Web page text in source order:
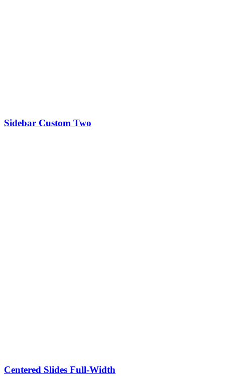
Sidebar Custom Two
Centered Slides Full-Width